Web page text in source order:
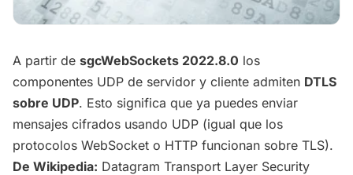
A partir de sgcWebSockets 2022.8.0 los
componentes UDP de servidor y cliente admiten DTLS
sobre UDP. Esto significa que ya puedes enviar
mensajes cifrados usando UDP (igual que los
protocolos WebSocket o HTTP funcionan sobre TLS).
De Wikipedia: Datagram Transport Layer Security